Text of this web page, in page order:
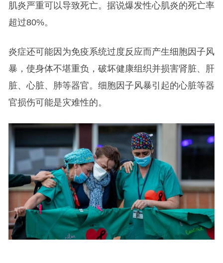
肌炎严重可以导致死亡。据说爆发性心肌炎的死亡率
超过80%。
炎症还可能因为免疫系统过度反应而产生细胞因子风
暴，使身体不堪重负，破坏健康组织并损害肾脏、肝
脏、心脏、肺等器官。细胞因子风暴引起的心脏等器
官损伤可能是灾难性的。